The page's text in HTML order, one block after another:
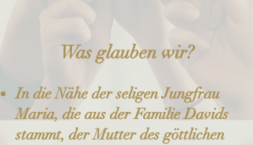
Was glauben wir?
In die Nähe der seligen Jungfrau
Maria, die aus der Familie Davids
stammt, der Mutter des göttlichen